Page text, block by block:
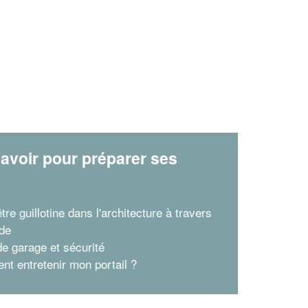
pour préparer ses
guillotine dans l'architecture à travers
garage et sécurité
entretenir mon portail ?